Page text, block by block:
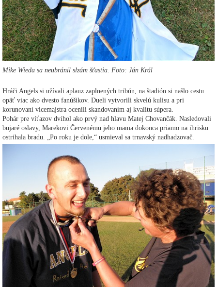
Mike Wieda sa neubránil slzám šťastia. Foto: Ján Král
Hráči Angels si užívali aplauz zaplnených tribún, na štadión si našlo cestu
opäť viac ako dvesto fanúšikov. Dueli vytvorili skvelú kulisu a pri
korunovaní vicemajstra ocenili skandovaním aj kvalitu súpera.
Pohár pre víťazov dvihol ako prvý nad hlavu Matej Chovančák. Nasledovali
bujaré oslavy, Marekovi Červenému jeho mama dokonca priamo na ihrisku
ostrihala bradu. „Po roku je dole,“ usmieval sa trnavský nadhadzovač.